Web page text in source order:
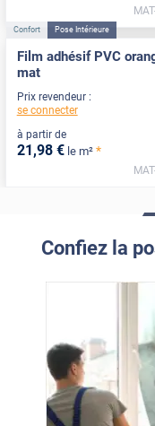
Confort Pose Intérieure
Film adhésif PVC
mat
Prix revendeur :
se connecter
à partir de
21,98 € le m² *
Confiez la